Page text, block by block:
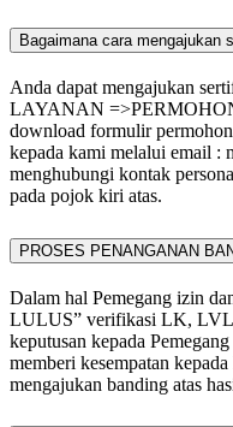
Bagaimana cara mengajukan
Anda dapat mengajukan
LAYANAN
download formulir
kepada kami melalui email :
menghubungi kontak
pada pojok kiri atas.
PROSES PENANGANAN
Dalam hal Pemegang izin
LULUS” verifikasi LK,
keputusan kepada
memberi kesempatan
mengajukan banding atas